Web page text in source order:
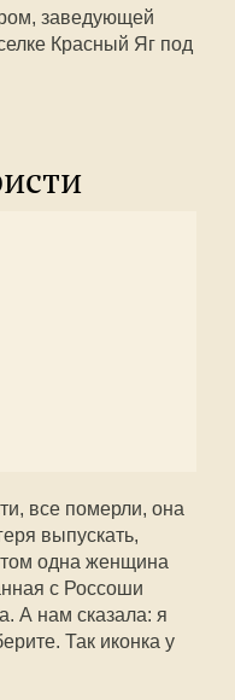
заведующей
Красный Яг под
все померли, она
выпускать,
одна женщина
с Россоши
А нам сказала: я
Так иконка у